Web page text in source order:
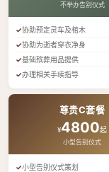
不举办告别仪式
协助预定灵车及棺木
协助为逝者穿衣净身
基础殡葬用品提供
办理相关手续指导
尊贵C套餐
¥4800起
小型告别仪式
小型告别仪式策划